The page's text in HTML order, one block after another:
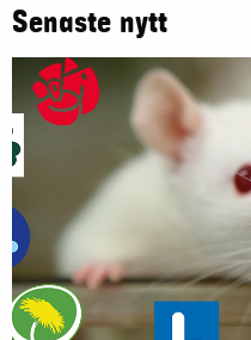
Senaste nytt